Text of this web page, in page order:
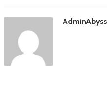
AdminAbyss